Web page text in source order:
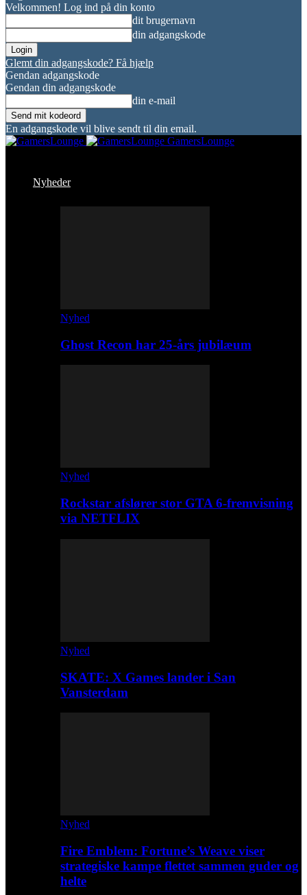
Velkommen! Log ind på din konto
dit brugernavn
din adgangskode
Glemt din adgangskode? Få hjælp
Gendan adgangskode
Gendan din adgangskode
din e-mail
En adgangskode vil blive sendt til din email.
GamersLounge
Nyheder
Nyhed
Ghost Recon har 25-års jubilæum
Nyhed
Rockstar afslører stor GTA 6-fremvisning
via NETFLIX
Nyhed
SKATE: X Games lander i San
Vansterdam
Nyhed
Fire Emblem: Fortune’s Weave viser
strategiske kampe flettet sammen guder og
helte